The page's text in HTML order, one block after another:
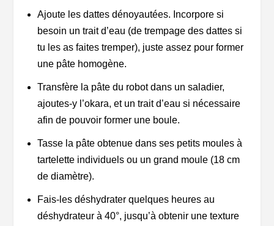
Ajoute les dattes dénoyautées. Incorpore si
besoin un trait d’eau (de trempage des dattes si
tu les as faites tremper), juste assez pour former
une pâte homogène.
Transfère la pâte du robot dans un saladier,
ajoutes-y l’okara, et un trait d’eau si nécessaire
afin de pouvoir former une boule.
Tasse la pâte obtenue dans ses petits moules à
tartelette individuels ou un grand moule (18 cm
de diamètre).
Fais-les déshydrater quelques heures au
déshydrateur à 40°, jusqu’à obtenir une texture